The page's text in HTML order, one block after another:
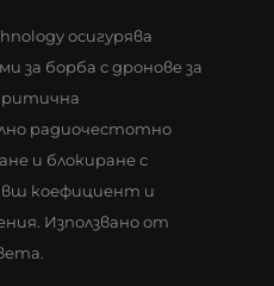
осигурява
за борба с дронове за
радиочестотно
и блокиране с
коефициент и
Използвано от